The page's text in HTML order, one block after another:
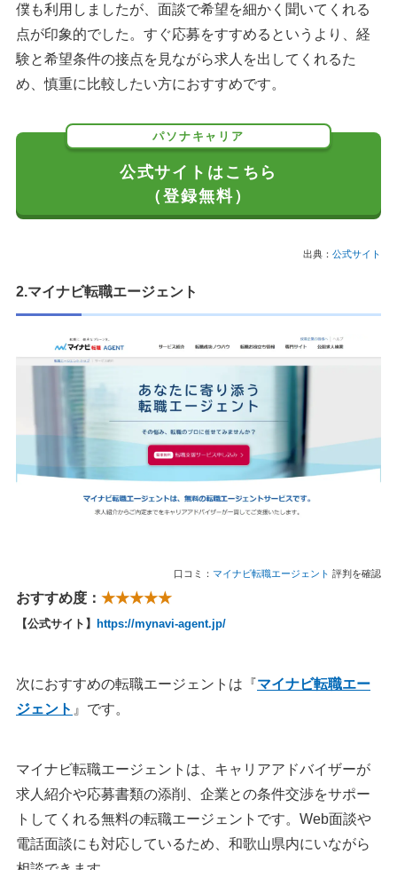
僕も利用しましたが、面談で希望を細かく聞いてくれる
点が印象的でした。すぐ応募をすすめるというより、経
験と希望条件の接点を見ながら求人を出してくれるた
め、慎重に比較したい方におすすめです。
パソナキャリア
公式サイトはこちら
（登録無料）
出典： 公式サイト
2.マイナビ転職エージェント
口コミ： マイナビ転職エージェント 評判を確認
おすすめ度： ★★★★★
【公式サイト】 https://mynavi-agent.jp/
次におすすめの転職エージェントは『マイナビ転職エー
ジェント 』です。
マイナビ転職エージェントは、キャリアアドバイザーが
求人紹介や応募書類の添削、企業との条件交渉をサポー
トしてくれる無料の転職エージェントです。Web面談や
電話面談にも対応しているため、和歌山県内にいながら